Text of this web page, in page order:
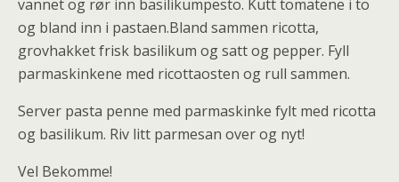
vannet og rør inn basilikumpesto. Kutt tomatene i to
og bland inn i pastaen.Bland sammen ricotta,
grovhakket frisk basilikum og satt og pepper. Fyll
parmaskinkene med ricottaosten og rull sammen.
Server pasta penne med parmaskinke fylt med ricotta
og basilikum. Riv litt parmesan over og nyt!
Vel Bekomme!